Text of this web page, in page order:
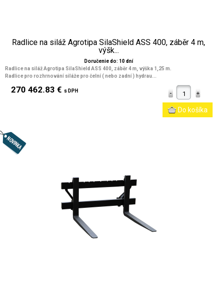
Radlice na siláž Agrotipa SilaShield ASS 400, záběr 4 m,
výšk...
Doručenie do: 10 dní
Radlice na siláž Agrotipa SilaShield ASS 400, záběr 4 m, výška 1,25 m.
Radlice pro rozhrnování siláže pro čelní ( nebo zadní ) hydrau...
270 462.83 € s DPH